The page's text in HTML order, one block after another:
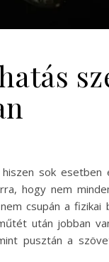
sok
hogy nem
csupán a fizikai
után jobban
pusztán a